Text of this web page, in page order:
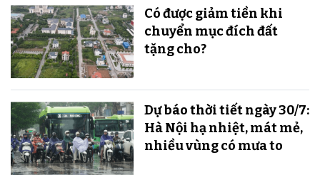
Có được giảm tiền khi
chuyển mục đích đất
tặng cho?
Dự báo thời tiết ngày 30/7:
Hà Nội hạ nhiệt, mát mẻ,
nhiều vùng có mưa to